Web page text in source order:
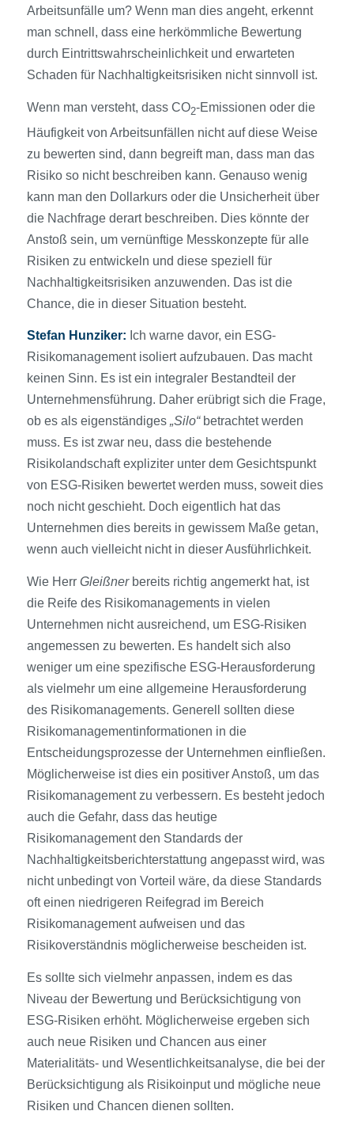
Arbeitsunfälle um? Wenn man dies angeht, erkennt
man schnell, dass eine herkömmliche Bewertung
durch Eintrittswahrscheinlichkeit und erwarteten
Schaden für Nachhaltigkeitsrisiken nicht sinnvoll ist.
Wenn man versteht, dass CO2-Emissionen oder die
Häufigkeit von Arbeitsunfällen nicht auf diese Weise
zu bewerten sind, dann begreift man, dass man das
Risiko so nicht beschreiben kann. Genauso wenig
kann man den Dollarkurs oder die Unsicherheit über
die Nachfrage derart beschreiben. Dies könnte der
Anstoß sein, um vernünftige Messkonzepte für alle
Risiken zu entwickeln und diese speziell für
Nachhaltigkeitsrisiken anzuwenden. Das ist die
Chance, die in dieser Situation besteht.
Stefan Hunziker: Ich warne davor, ein ESG-
Risikomanagement isoliert aufzubauen. Das macht
keinen Sinn. Es ist ein integraler Bestandteil der
Unternehmensführung. Daher erübrigt sich die Frage,
ob es als eigenständiges „Silo“betrachtet werden
muss. Es ist zwar neu, dass die bestehende
Risikolandschaft expliziter unter dem Gesichtspunkt
von ESG-Risiken bewertet werden muss, soweit dies
noch nicht geschieht. Doch eigentlich hat das
Unternehmen dies bereits in gewissem Maße getan,
wenn auch vielleicht nicht in dieser Ausführlichkeit.
Wie Herr Gleißnerbereits richtig angemerkt hat, ist
die Reife des Risikomanagements in vielen
Unternehmen nicht ausreichend, um ESG-Risiken
angemessen zu bewerten. Es handelt sich also
weniger um eine spezifische ESG-Herausforderung
als vielmehr um eine allgemeine Herausforderung
des Risikomanagements. Generell sollten diese
Risikomanagementinformationen in die
Entscheidungsprozesse der Unternehmen einfließen.
Möglicherweise ist dies ein positiver Anstoß, um das
Risikomanagement zu verbessern. Es besteht jedoch
auch die Gefahr, dass das heutige
Risikomanagement den Standards der
Nachhaltigkeitsberichterstattung angepasst wird, was
nicht unbedingt von Vorteil wäre, da diese Standards
oft einen niedrigeren Reifegrad im Bereich
Risikomanagement aufweisen und das
Risikoverständnis möglicherweise bescheiden ist.
Es sollte sich vielmehr anpassen, indem es das
Niveau der Bewertung und Berücksichtigung von
ESG-Risiken erhöht. Möglicherweise ergeben sich
auch neue Risiken und Chancen aus einer
Materialitäts- und Wesentlichkeitsanalyse, die bei der
Berücksichtigung als Risikoinput und mögliche neue
Risiken und Chancen dienen sollten.